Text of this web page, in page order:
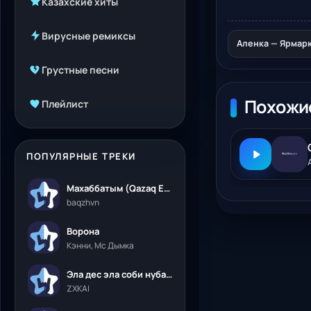
Вирусные ремиксы
Грустные песни
Плейлист
ПОПУЛЯРНЫЕ ТРЕКИ
Махаббатым (Qazaq Edition)
baqzhvn
Ворона
Кэнни, Мс Дымка
Эла дес эла соби нубалеприсон
ZXKAI
Аленка —